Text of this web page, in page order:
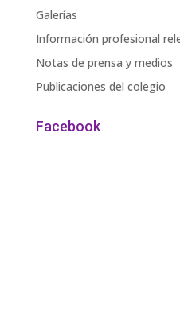
Galerías
Información profesional
Notas de prensa y medios
Publicaciones del colegio
Facebook